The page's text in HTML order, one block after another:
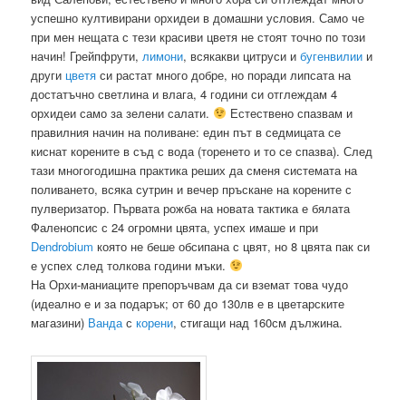
успешно култивирани орхидеи в домашни условия. Само че
при мен нещата с тези красиви цветя не стоят точно по този
начин! Грейпфрути, лимони, всякакви цитруси ибугенвилии и
други цветя си растат много добре, но поради липсата на
достатъчно светлина и влага, 4 години си отглеждам 4
орхидеи само за зелени салати.
Естествено спазвам и
правилния начин на поливане: един път в седмицата се
киснат корените в съд с вода (торенето и то се спазва). След
тази многогодишна практика реших да сменя системата на
поливането, всяка сутрин и вечер пръскане на корените с
пулверизатор. Първата рожба на новата тактика е бялата
Фаленопсис с 24 огромни цвята, успех имаше и при
Dendrobium която не беше обсипана с цвят, но 8 цвята пак си
е успех след толкова години мъки.
На Орхи-маниаците препоръчвам да си вземат това чудо
(идеално е и за подарък; от 60 до 130лв е в цветарските
магазини) Ванда скорени, стигащи над 160см дължина.